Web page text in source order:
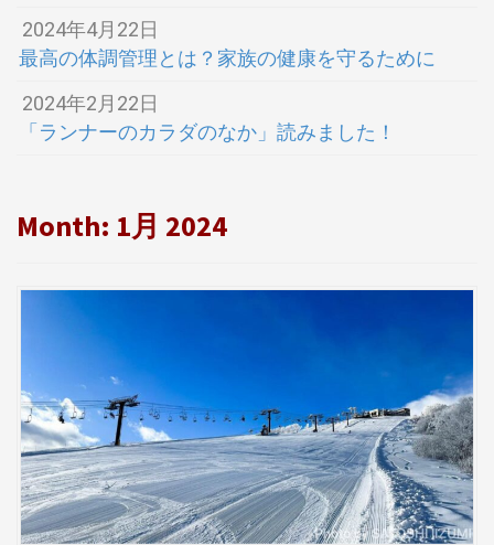
2024年4月22日
最高の体調管理とは？家族の健康を守るために
2024年2月22日
「ランナーのカラダのなか」読みました！
Month: 1月 2024